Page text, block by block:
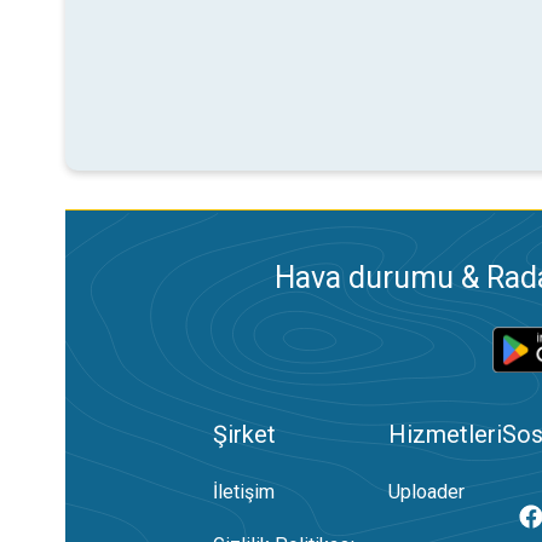
Hava durumu &
Şirket
İletişim
Hizmetleri
Uploader